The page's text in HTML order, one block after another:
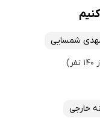
شمسایی
خارجی